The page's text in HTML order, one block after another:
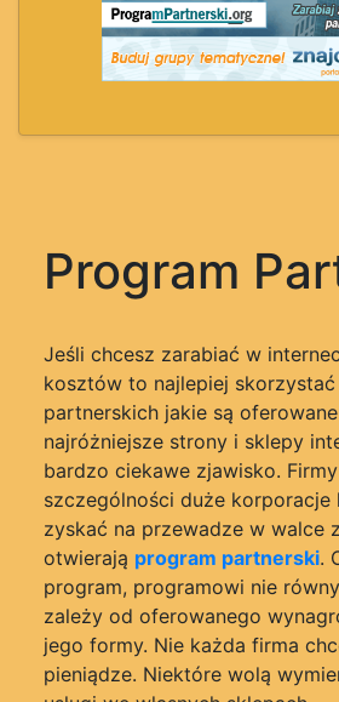
Program
Jeśli chcesz zarabiać w
kosztów to najlepiej
partnerskich jakie są
najróżniejsze strony i sklepy
bardzo ciekawe zjawisko.
szczególności duże korporacje
zyskać na przewadze w walce
otwierają program partnerski.
program, programowi nie
zależy od oferowanego
jego formy. Nie każda firma
pieniądze. Niektóre wolą